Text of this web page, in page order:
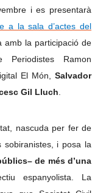
i es presentarà
a la sala d’actes del
amb la participació de
Ramon
El Món, Salvador
Gil Lluch
nascuda per fer de
sobiranistes, i posa la
de més d’una
espanyolista. La